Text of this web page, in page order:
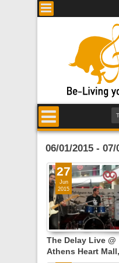
06/01/2015 - 07/
The Delay Live @
Athens Heart Mall,
27
Jun
2015